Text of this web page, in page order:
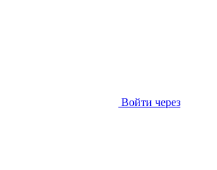
Войти через